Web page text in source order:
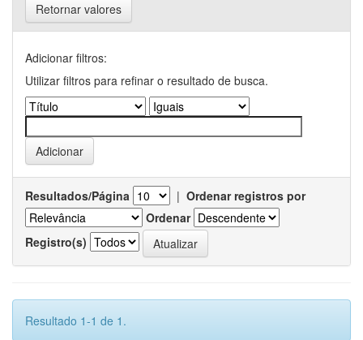
Retornar valores
Adicionar filtros:
Utilizar filtros para refinar o resultado de busca.
Resultados/Página | Ordenar registros por
Ordenar
Registro(s)
Resultado 1-1 de 1.